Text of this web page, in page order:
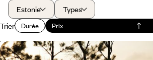
Estonie
Types
Trier
Durée Prix
Villes d’art, campagne, bord de mer